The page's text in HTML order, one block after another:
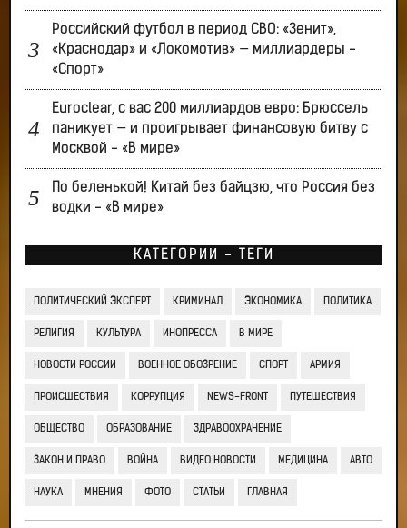
Российский футбол в период СВО: «Зенит»,
«Краснодар» и «Локомотив» — миллиардеры -
«Спорт»
Euroclear, с вас 200 миллиардов евро: Брюссель
паникует — и проигрывает финансовую битву с
Москвой - «В мире»
По беленькой! Китай без байцзю, что Россия без
водки - «В мире»
КАТЕГОРИИ - ТЕГИ
ПОЛИТИЧЕСКИЙ ЭКСПЕРТ КРИМИНАЛ ЭКОНОМИКА ПОЛИТИКА
РЕЛИГИЯ КУЛЬТУРА ИНОПРЕССА В МИРЕ
НОВОСТИ РОССИИ ВОЕННОЕ ОБОЗРЕНИЕ СПОРТ АРМИЯ
ПРОИСШЕСТВИЯ КОРРУПЦИЯ NEWS-FRONT ПУТЕШЕСТВИЯ
ОБЩЕСТВО ОБРАЗОВАНИЕ ЗДРАВООХРАНЕНИЕ
ЗАКОН И ПРАВО ВОЙНА ВИДЕО НОВОСТИ МЕДИЦИНА АВТО
НАУКА МНЕНИЯ ФОТО СТАТЬИ ГЛАВНАЯ